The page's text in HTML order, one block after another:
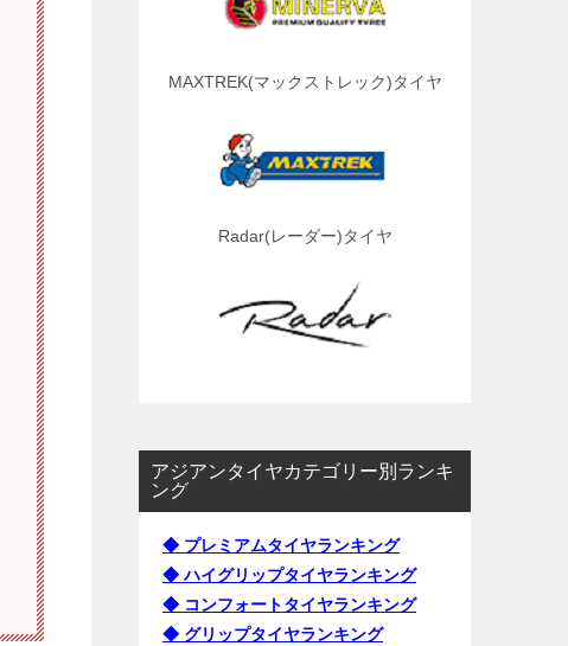
MAXTREK(マックストレック)タイヤ
Radar(レーダー)タイヤ
アジアンタイヤカテゴリー別ランキ
ング
◆ プレミアムタイヤランキング
◆ ハイグリップタイヤランキング
◆ コンフォートタイヤランキング
◆ グリップタイヤランキング